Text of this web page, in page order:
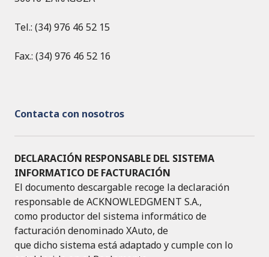
Tel.: (34) 976 46 52 15
Fax.: (34) 976 46 52 16
Contacta con nosotros
DECLARACIÓN RESPONSABLE DEL SISTEMA
INFORMATICO DE FACTURACIÓN
El documento descargable recoge la declaración
responsable de ACKNOWLEDGMENT S.A.,
como productor del sistema informático de
facturación denominado XAuto, de
que dicho sistema está adaptado y cumple con lo